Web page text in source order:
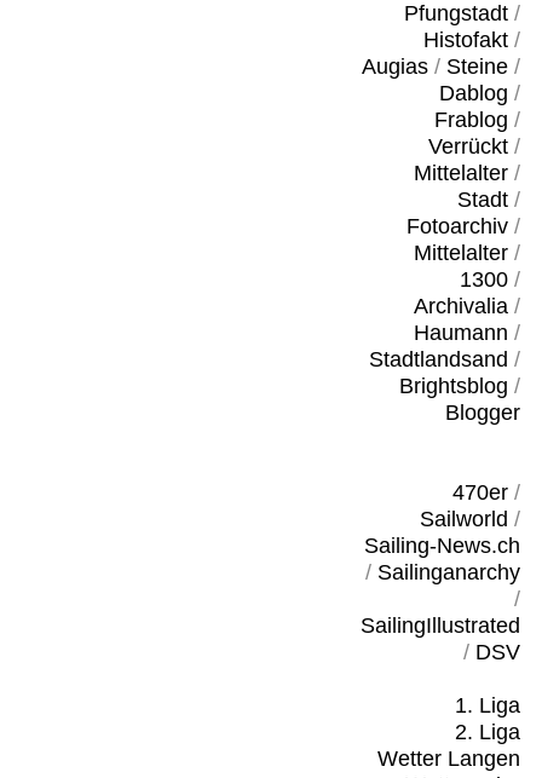
Pfungstadt/
Histofakt/
Augias/ Steine/
Dablog /
Frablog /
Verrückt/
Mittelalter/
Stadt/
Fotoarchiv/
Mittelalter/
1300/
Archivalia/
Haumann /
Stadtlandsand /
Brightsblog /
Blogger
470er/
Sailworld /
Sailing-News.ch
/ Sailinganarchy
/
SailingIllustrated
/ DSV
1. Liga
2. Liga
Wetter Langen